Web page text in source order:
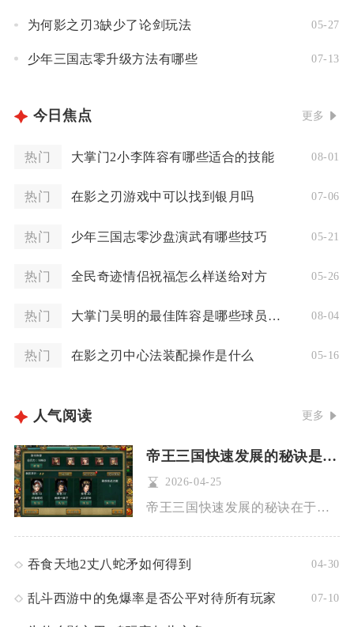
为何影之刃3缺少了论剑玩法 05-27
少年三国志零升级方法有哪些 07-13
今日焦点 更多
热门 大掌门2小李阵容有哪些适合的技能 08-01
热门 在影之刃游戏中可以找到银月吗 07-06
热门 少年三国志零沙盘演武有哪些技巧 05-21
热门 全民奇迹情侣祝福怎么样送给对方 05-26
热门 大掌门吴明的最佳阵容是哪些球员组成的 08-04
热门 在影之刃中心法装配操作是什么 05-16
人气阅读 更多
帝王三国快速发展的秘诀是什么
2026-04-25
帝王三国快速发展的秘诀在于合理规划封地建筑、高效刷黄巾提升等...
吞食天地2丈八蛇矛如何得到 04-30
乱斗西游中的免爆率是否公平对待所有玩家 07-10